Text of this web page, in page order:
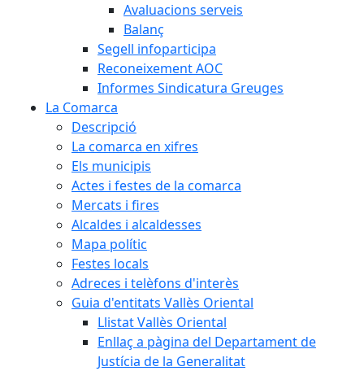
Avaluacions serveis
Balanç
Segell infoparticipa
Reconeixement AOC
Informes Sindicatura Greuges
La Comarca
Descripció
La comarca en xifres
Els municipis
Actes i festes de la comarca
Mercats i fires
Alcaldes i alcaldesses
Mapa polític
Festes locals
Adreces i telèfons d'interès
Guia d'entitats Vallès Oriental
Llistat Vallès Oriental
Enllaç a pàgina del Departament de
Justícia de la Generalitat